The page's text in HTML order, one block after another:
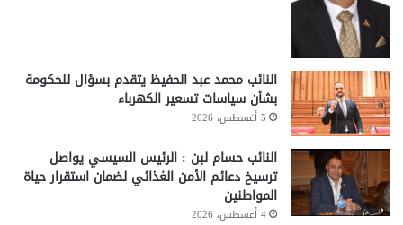
النائب محمد عبد الحفيظ يتقدم بسؤال للحكومة
بشأن سياسات تسعير الكهرباء
5 أغسطس، 2026
النائب حسام لبن : الرئيس السيسي يواصل
ترسيخ دعائم الأمن الغذائي لضمان استقرار حياة
المواطنين
4 أغسطس، 2026